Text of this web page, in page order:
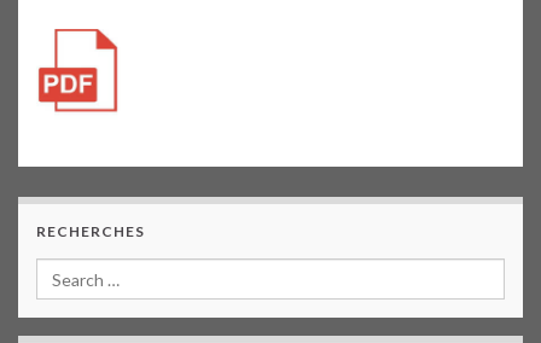
RECHERCHES